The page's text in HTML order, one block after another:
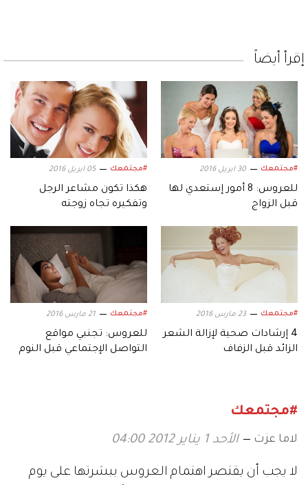
إقرأ أيضاً
#مجتمعك 30 ابريل 2016
للعروس: 8 أمور إستعدي لها
قبل الزواج
#مجتمعك 05 ابريل 2016
هكذا تكون مشاعر الرجل
وتفكيره تجاه زوجته
#مجتمعك 23 مارس 2016
4 إرشادات صحية لإزالة الشعر
الزائد قبل الزفاف
#مجتمعك 21 مارس 2016
للعروس: تجنبي مواقع
التواصل الإجتماعي قبل النوم
#مجتمعك
لاما عزت الأحد 1 يناير 2012 04:00
لا يجب أن يقتصر اهتمام العروس ببشرتها على يوم